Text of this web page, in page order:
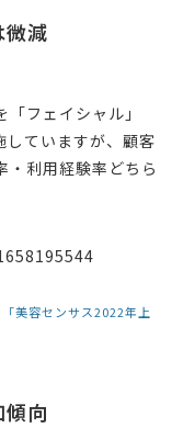
減
フェイシャル」
していますが、顧客
・利用経験率どちら
美容センサス2022年上
向